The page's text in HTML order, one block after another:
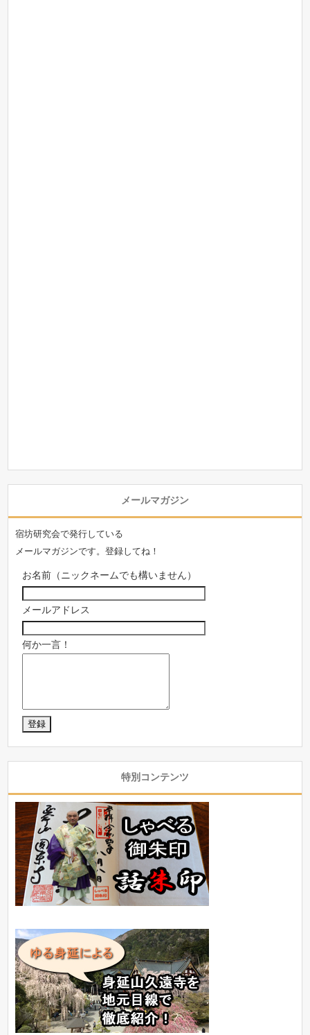
メールマガジン
宿坊研究会で発行している
メールマガジンです。登録してね！
お名前（ニックネームでも構いません）
メールアドレス
何か一言！
特別コンテンツ